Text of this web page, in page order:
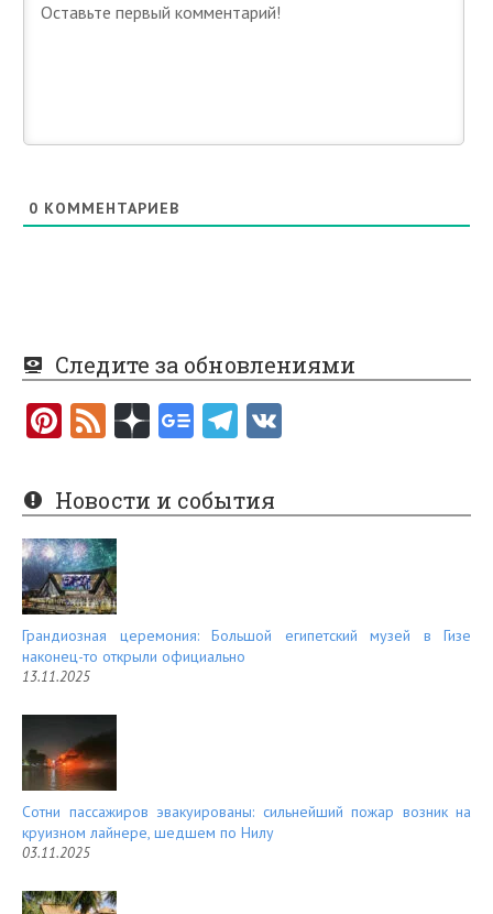
0 КОММЕНТАРИЕВ
Следите за обновлениями
Pi
er
es
t
F
e
d
Новости и события
Грандиозная церемония: Большой египетский музей в Гизе
наконец-то открыли официально
13.11.2025
Сотни пассажиров эвакуированы: сильнейший пожар возник на
круизном лайнере, шедшем по Нилу
03.11.2025